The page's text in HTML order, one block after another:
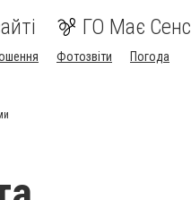
ГО Має Сенс
Фотозвіти
Погода